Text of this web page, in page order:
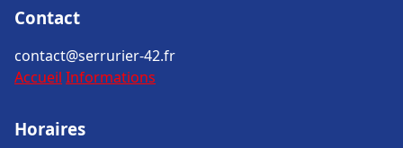
Contact
contact@serrurier-42.fr
Accueil Informations
Horaires